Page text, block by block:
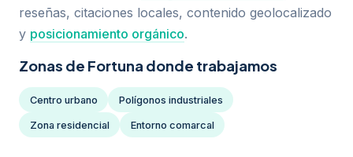
reseñas, citaciones locales, contenido geolocalizado
y posicionamiento orgánico.
Zonas de Fortuna donde trabajamos
Centro urbano Polígonos industriales
Zona residencial Entorno comarcal